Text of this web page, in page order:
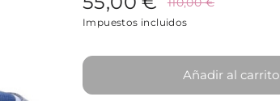
Impuestos incluidos
Añadir al carrito